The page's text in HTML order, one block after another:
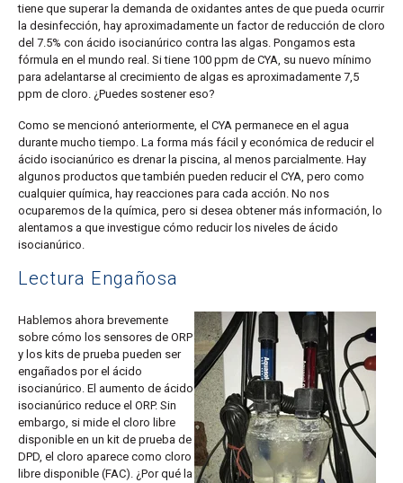
tiene que superar la demanda de oxidantes antes de que pueda ocurrir
la desinfección, hay aproximadamente un factor de reducción de cloro
del 7.5% con ácido isocianúrico contra las algas. Pongamos esta
fórmula en el mundo real. Si tiene 100 ppm de CYA, su nuevo mínimo
para adelantarse al crecimiento de algas es aproximadamente 7,5
ppm de cloro. ¿Puedes sostener eso?
Como se mencionó anteriormente, el CYA permanece en el agua
durante mucho tiempo. La forma más fácil y económica de reducir el
ácido isocianúrico es drenar la piscina, al menos parcialmente. Hay
algunos productos que también pueden reducir el CYA, pero como
cualquier química, hay reacciones para cada acción. No nos
ocuparemos de la química, pero si desea obtener más información, lo
alentamos a que investigue cómo reducir los niveles de ácido
isocianúrico.
Lectura Engañosa
Hablemos ahora brevemente
sobre cómo los sensores de ORP
y los kits de prueba pueden ser
engañados por el ácido
isocianúrico. El aumento de ácido
isocianúrico reduce el ORP. Sin
embargo, si mide el cloro libre
disponible en un kit de prueba de
DPD, el cloro aparece como cloro
libre disponible (FAC). ¿Por qué la